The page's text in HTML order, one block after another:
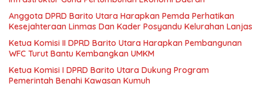
Anggota DPRD Barito Utara Harapkan Pemda Perhatikan
Kesejahteraan Linmas Dan Kader Posyandu Kelurahan Lanjas
Ketua Komisi II DPRD Barito Utara Harapkan Pembangunan
WFC Turut Bantu Kembangkan UMKM
Ketua Komisi I DPRD Barito Utara Dukung Program
Pemerintah Benahi Kawasan Kumuh